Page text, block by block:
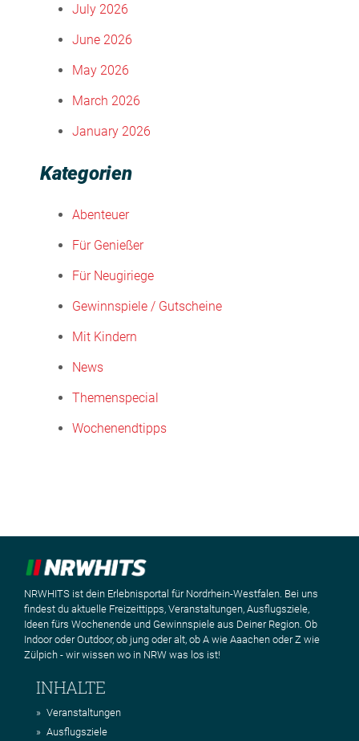
July 2026
June 2026
May 2026
March 2026
January 2026
Kategorien
Abenteuer
Für Genießer
Für Neugiriege
Gewinnspiele / Gutscheine
Mit Kindern
News
Themenspecial
Wochenendtipps
NRWHITS ist dein Erlebnisportal für Nordrhein-Westfalen. Bei uns
findest du aktuelle Freizeittipps, Veranstaltungen, Ausflugsziele,
Ideen fürs Wochenende und Gewinnspiele aus Deiner Region. Ob
Indoor oder Outdoor, ob jung oder alt, ob A wie Aaachen oder Z wie
Zülpich - wir wissen wo in NRW was los ist!
INHALTE
Veranstaltungen
Ausflugsziele